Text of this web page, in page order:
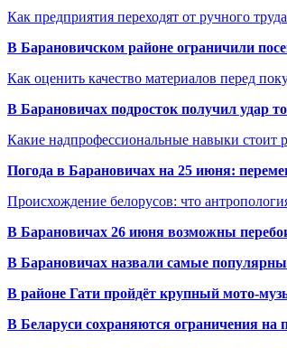
Как предприятия переходят от ручного
В Барановичском районе ограничили
Как оценить качество материалов перед
В Барановичах подросток получил удар
Какие надпрофессиональные навыки стоит
Погода в Барановичах на 25 июня:
Происхождение белорусов: что
В Барановичах 26 июня возможны
В Барановичах назвали самые
В районе Гати пройдёт крупный мото-
В Беларуси сохраняются ограничения на